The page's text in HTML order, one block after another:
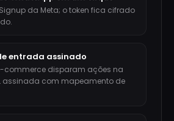
da Meta; o token fica cifrado
entrada assinado
e-commerce disparam ações na
assinada com mapeamento de